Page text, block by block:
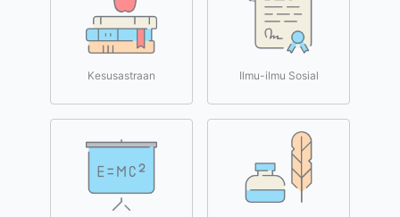
Kesusastraan Ilmu-ilmu Sosial